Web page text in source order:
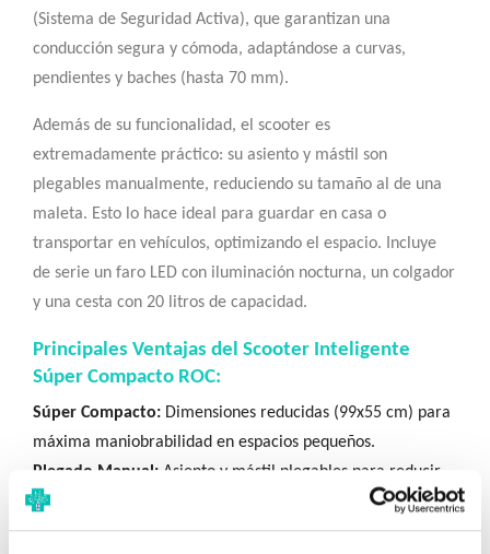
(Sistema de Seguridad Activa), que garantizan una
conducción segura y cómoda, adaptándose a curvas,
pendientes y baches (hasta 70 mm).
Además de su funcionalidad, el scooter es
extremadamente práctico: su asiento y mástil son
plegables manualmente, reduciendo su tamaño al de una
maleta. Esto lo hace ideal para guardar en casa o
transportar en vehículos, optimizando el espacio. Incluye
de serie un faro LED con iluminación nocturna, un colgador
y una cesta con 20 litros de capacidad.
Principales Ventajas del Scooter Inteligente
Súper Compacto ROC:
Súper Compacto: Dimensiones reducidas (99x55 cm) para
máxima maniobrabilidad en espacios pequeños.
Plegado Manual: Asiento y mástil plegables para reducir
el tamaño al de una maleta, facilitando almacenamiento y
transporte.